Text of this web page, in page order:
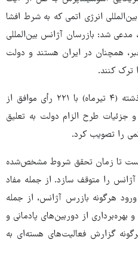
انرژی اتمی که به شرط افشا
شد: بازرسان آژانس بین‌المللی
همچنان در ایران هستند و دولت
ترک کنند.
مجلس شورای اسلامی چهارشنبه گذشته (۴ تیرماه) با ۲۲۱ رأی موافق از
کلیات و جزئیات طرح الزام دولت به تعلیق
را تصویب کرد.
تا زمان تحقق شروط مشخص‌شده
را متوقف سازد. از جمله مفاد
هرگونه بازرس آژانس، از جمله
از دوربین‌های پادمانی و
گزارش فعالیت‌های هسته‌ای به